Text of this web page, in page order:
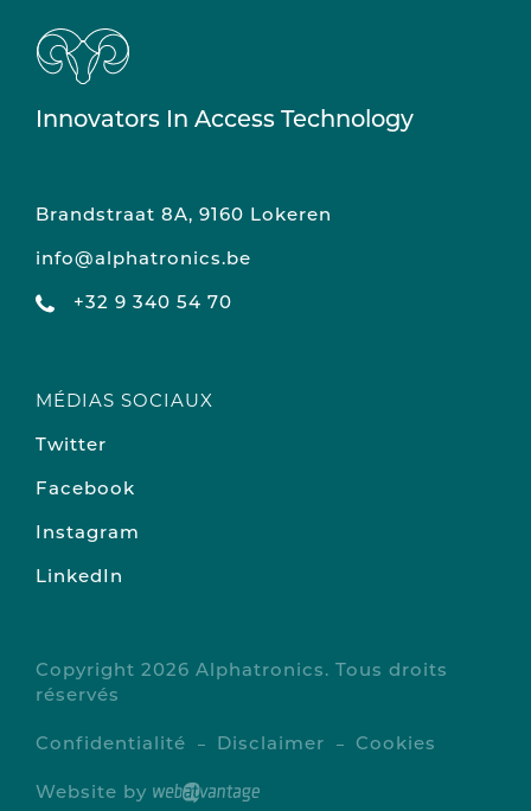
Innovators In Access Technology
Brandstraat 8A, 9160 Lokeren
info@alphatronics.be
+32 9 340 54 70
MÉDIAS SOCIAUX
Twitter
Facebook
Instagram
LinkedIn
Copyright 2026 Alphatronics. Tous droits
réservés
Confidentialité Disclaimer Cookies
Website by